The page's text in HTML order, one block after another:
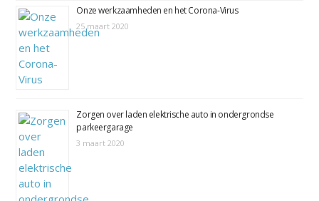
Onze werkzaamheden en het Corona-Virus
25 maart 2020
Zorgen over laden elektrische auto in ondergrondse
parkeergarage
3 maart 2020